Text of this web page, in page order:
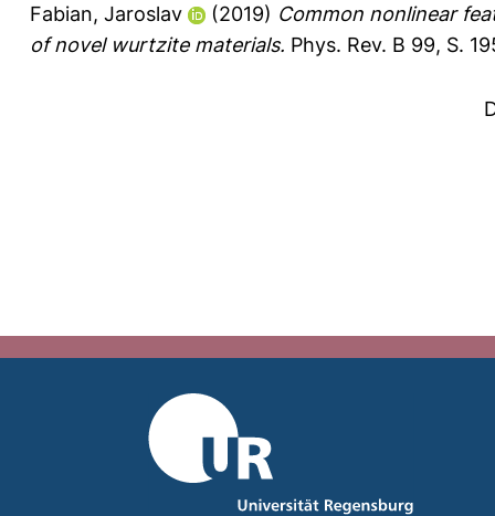
Fabian, Jaroslav
(2019) Common nonlinear
of novel wurtzite materials. Phys. Rev. B 99, S.